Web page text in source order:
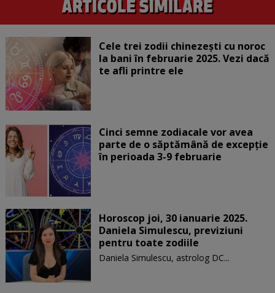
Cele trei zodii chinezești cu noroc
la bani în februarie 2025. Vezi dacă
te afli printre ele
Cinci semne zodiacale vor avea
parte de o săptămână de excepție
în perioada 3-9 februarie
Horoscop joi, 30 ianuarie 2025.
Daniela Simulescu, previziuni
pentru toate zodiile
Daniela Simulescu, astrolog DC...